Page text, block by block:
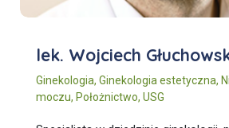
lek. Wojciech
Ginekologia, Ginekologia estetyczna,
moczu, Położnictwo, USG